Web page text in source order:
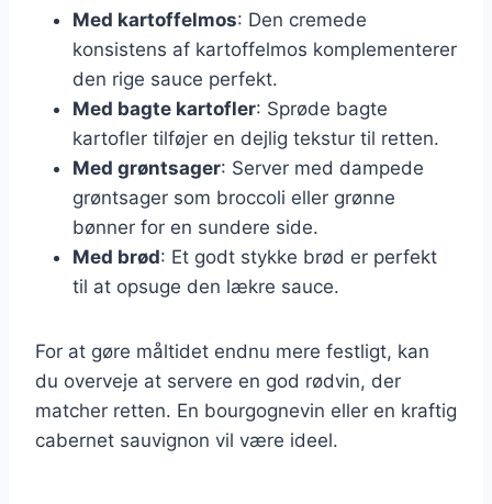
Med kartoffelmos: Den cremede
konsistens af kartoffelmos komplementerer
den rige sauce perfekt.
Med bagte kartofler: Sprøde bagte
kartofler tilføjer en dejlig tekstur til retten.
Med grøntsager: Server med dampede
grøntsager som broccoli eller grønne
bønner for en sundere side.
Med brød: Et godt stykke brød er perfekt
til at opsuge den lækre sauce.
For at gøre måltidet endnu mere festligt, kan
du overveje at servere en god rødvin, der
matcher retten. En bourgognevin eller en kraftig
cabernet sauvignon vil være ideel.